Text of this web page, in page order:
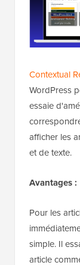
Contextual
WordPress
essaie
afficher les
et de texte.
Avantages :
Pour les
simple. Il
article